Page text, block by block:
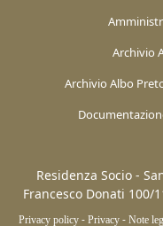
Archivio
Archivio Albo
Residenza Socio -
Francesco Donati 100/
Privacy policy- Privacy- Note